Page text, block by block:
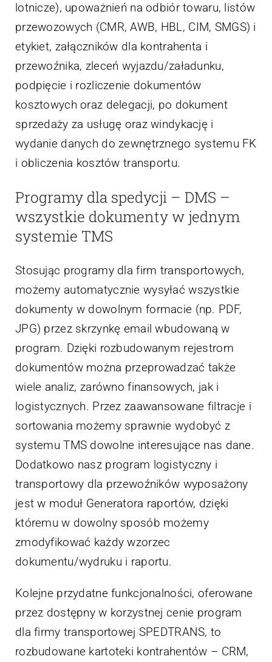
lotnicze), upoważnień na odbiór towaru, listów
przewozowych (CMR, AWB, HBL, CIM, SMGS) i
etykiet, załączników dla kontrahenta i
przewoźnika, zleceń wyjazdu/załadunku,
podpięcie i rozliczenie dokumentów
kosztowych oraz delegacji, po dokument
sprzedaży za usługę oraz windykację i
wydanie danych do zewnętrznego systemu FK
i obliczenia kosztów transportu.
Programy dla spedycji – DMS –
wszystkie dokumenty w jednym
systemie TMS
Stosując programy dla firm transportowych,
możemy automatycznie wysyłać wszystkie
dokumenty w dowolnym formacie (np. PDF,
JPG) przez skrzynkę email wbudowaną w
program. Dzięki rozbudowanym rejestrom
dokumentów można przeprowadzać także
wiele analiz, zarówno finansowych, jak i
logistycznych. Przez zaawansowane filtracje i
sortowania możemy sprawnie wydobyć z
systemu TMS dowolne interesujące nas dane.
Dodatkowo nasz program logistyczny i
transportowy dla przewoźników wyposażony
jest w moduł Generatora raportów, dzięki
któremu w dowolny sposób możemy
zmodyfikować każdy wzorzec
dokumentu/wydruku i raportu.
Kolejne przydatne funkcjonalności, oferowane
przez dostępny w korzystnej cenie program
dla firmy transportowej SPEDTRANS, to
rozbudowane kartoteki kontrahentów – CRM,